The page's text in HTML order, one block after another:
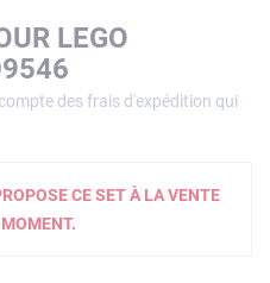
LEGO
des frais d'expédition qui
CE SET À LA VENTE